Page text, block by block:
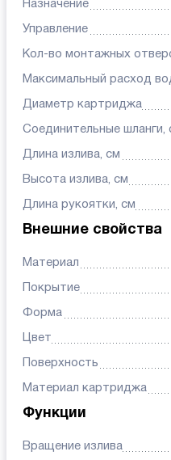
Назначение
Управление
Кол-во монтажных
Максимальный расход
Диаметр картриджа
Соединительные шланги,
Длина излива, см
Высота излива, см
Длина рукоятки, см
Внешние свойства
Материал
Покрытие
Форма
Цвет
Поверхность
Материал картриджа
Функции
Вращение излива